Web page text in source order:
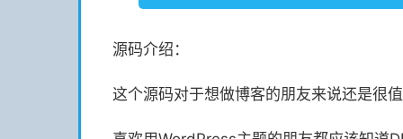
源码介绍：
这个源码对于想做博客的朋友来说还是很